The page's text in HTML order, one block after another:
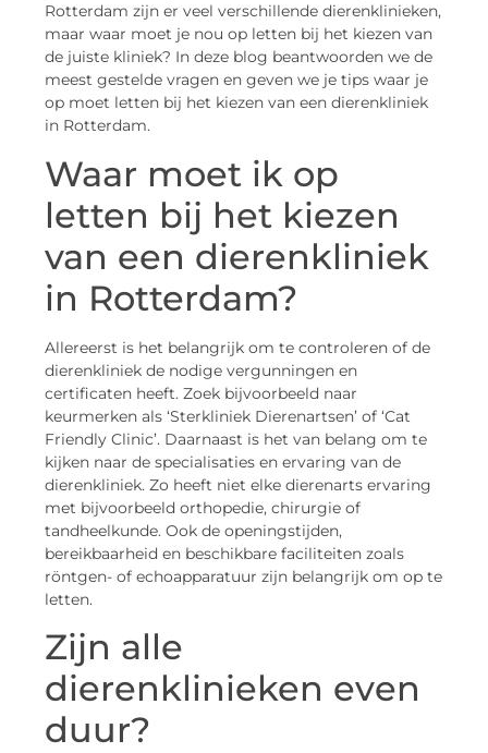
Rotterdam zijn er veel verschillende dierenklinieken,
maar waar moet je nou op letten bij het kiezen van
de juiste kliniek? In deze blog beantwoorden we de
meest gestelde vragen en geven we je tips waar je
op moet letten bij het kiezen van een dierenkliniek
in Rotterdam.
Waar moet ik op
letten bij het kiezen
van een dierenkliniek
in Rotterdam?
Allereerst is het belangrijk om te controleren of de
dierenkliniek de nodige vergunningen en
certificaten heeft. Zoek bijvoorbeeld naar
keurmerken als ‘Sterkliniek Dierenartsen’ of ‘Cat
Friendly Clinic’. Daarnaast is het van belang om te
kijken naar de specialisaties en ervaring van de
dierenkliniek. Zo heeft niet elke dierenarts ervaring
met bijvoorbeeld orthopedie, chirurgie of
tandheelkunde. Ook de openingstijden,
bereikbaarheid en beschikbare faciliteiten zoals
röntgen- of echoapparatuur zijn belangrijk om op te
letten.
Zijn alle
dierenklinieken even
duur?